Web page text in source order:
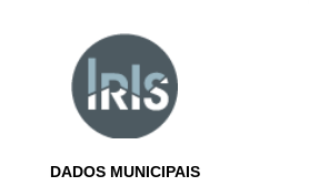
DADOS MUNICIPAIS